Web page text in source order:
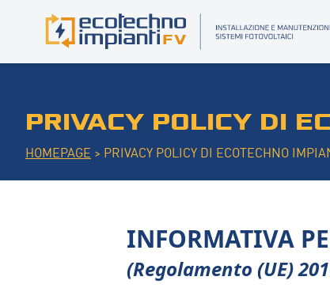
PRIVACY POLICY DI
HOMEPAGE > PRIVACY POLICY DI ECOTECHNO
INFORMATIVA
(Regolamento (UE)